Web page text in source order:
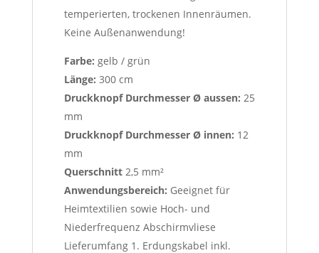
temperierten, trockenen Innenräumen.
Keine Außenanwendung!
Farbe: gelb / grün
Länge: 300 cm
Druckknopf Durchmesser Ø aussen: 25
mm
Druckknopf Durchmesser Ø innen: 12
mm
Querschnitt2,5 mm²
Anwendungsbereich: Geeignet für
Heimtextilien sowie Hoch- und
Niederfrequenz Abschirmvliese
Lieferumfang 1. Erdungskabel inkl.